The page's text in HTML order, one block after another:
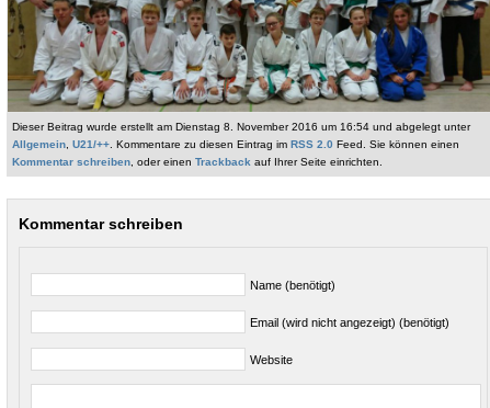
Dieser Beitrag wurde erstellt am Dienstag 8. November 2016 um 16:54 und abgelegt unter
Allgemein U21/++ . Kommentare zu diesen Eintrag im RSS 2.0 Feed. Sie können einen
Kommentar schreiben , oder einen Trackback auf Ihrer Seite einrichten.
Kommentar schreiben
Name (benötigt)
Email (wird nicht angezeigt) (benötigt)
Website